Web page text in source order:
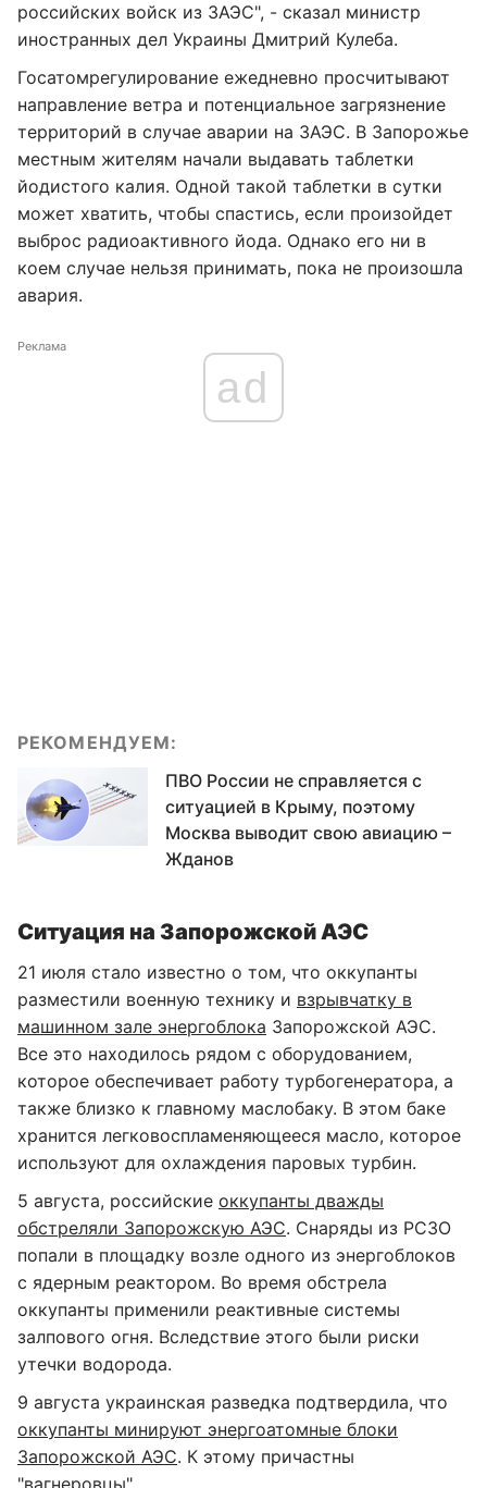
российских войск из ЗАЭС", - сказал министр
иностранных дел Украины Дмитрий Кулеба.
Госатомрегулирование ежедневно просчитывают
направление ветра и потенциальное загрязнение
территорий в случае аварии на ЗАЭС. В Запорожье
местным жителям начали выдавать таблетки
йодистого калия. Одной такой таблетки в сутки
может хватить, чтобы спастись, если произойдет
выброс радиоактивного йода. Однако его ни в
коем случае нельзя принимать, пока не произошла
авария.
Реклама
ad
РЕКОМЕНДУЕМ:
ПВО России не справляется с
ситуацией в Крыму, поэтому
Москва выводит свою авиацию –
Жданов
Ситуация на Запорожской АЭС
21 июля стало известно о том, что оккупанты
разместили военную технику и взрывчатку в
машинном зале энергоблока Запорожской АЭС.
Все это находилось рядом с оборудованием,
которое обеспечивает работу турбогенератора, а
также близко к главному маслобаку. В этом баке
хранится легковоспламеняющееся масло, которое
используют для охлаждения паровых турбин.
5 августа, российские оккупанты дважды
обстреляли Запорожскую АЭС. Снаряды из РСЗО
попали в площадку возле одного из энергоблоков
с ядерным реактором. Во время обстрела
оккупанты применили реактивные системы
залпового огня. Вследствие этого были риски
утечки водорода.
9 августа украинская разведка подтвердила, что
оккупанты минируют энергоатомные блоки
Запорожской АЭС. К этому причастны
"вагнеровцы".